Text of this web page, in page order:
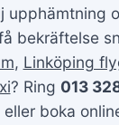
upphämtning
bekräftelse
, Linköping
? Ring 013
boka